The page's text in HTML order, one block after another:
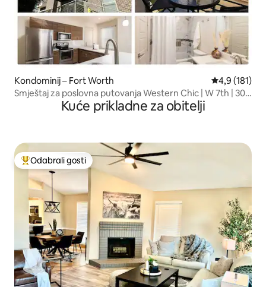
Kondominij – Fort Worth Prosječna
4,9 (181)
Smještaj za poslovna putovanja Western Chic | W 7th | 30+
Kuće prikladne za obitelji
Među najviše rangiranima s oznakom „Odabrali gosti”
Odabrali gosti